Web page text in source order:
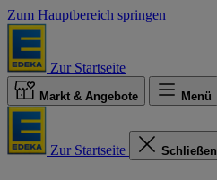
Zum Hauptbereich springen
Zur Startseite
Markt & Angebote Menü
Zur Startseite Schließen